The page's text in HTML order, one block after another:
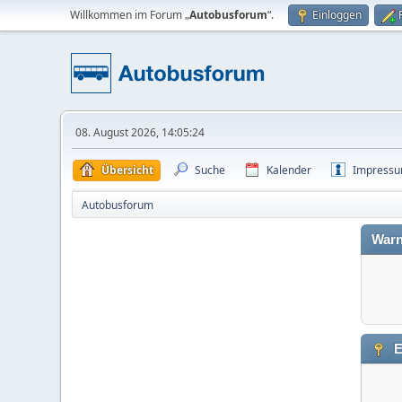
Willkommen im Forum „Autobusforum“. Einloggen
08. August 2026, 14:05:24
Übersicht Suche Kalender
Autobusforum